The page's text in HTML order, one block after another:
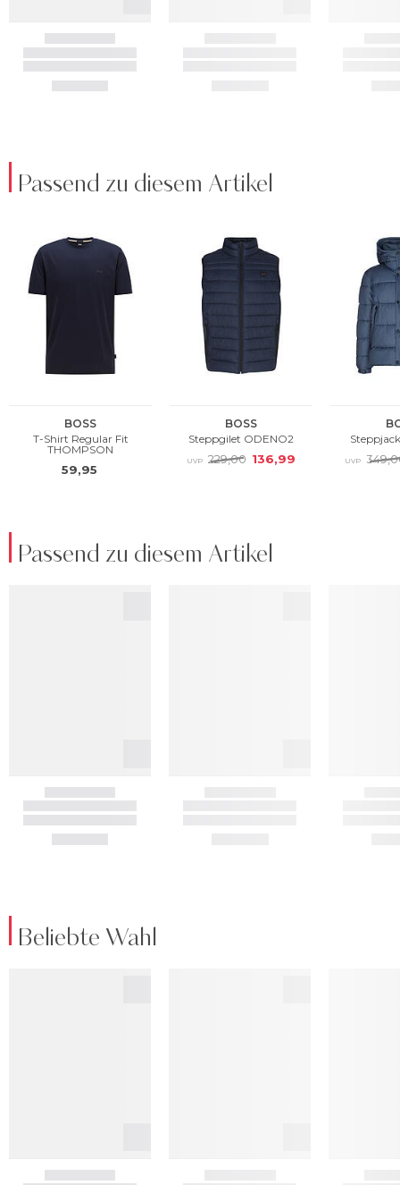
Passend zu diesem Artikel
Passend zu diesem Artikel
Beliebte Wahl